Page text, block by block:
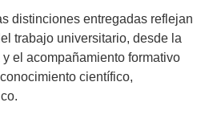
distinciones entregadas reflejan
trabajo universitario, desde la
el acompañamiento formativo
científico,